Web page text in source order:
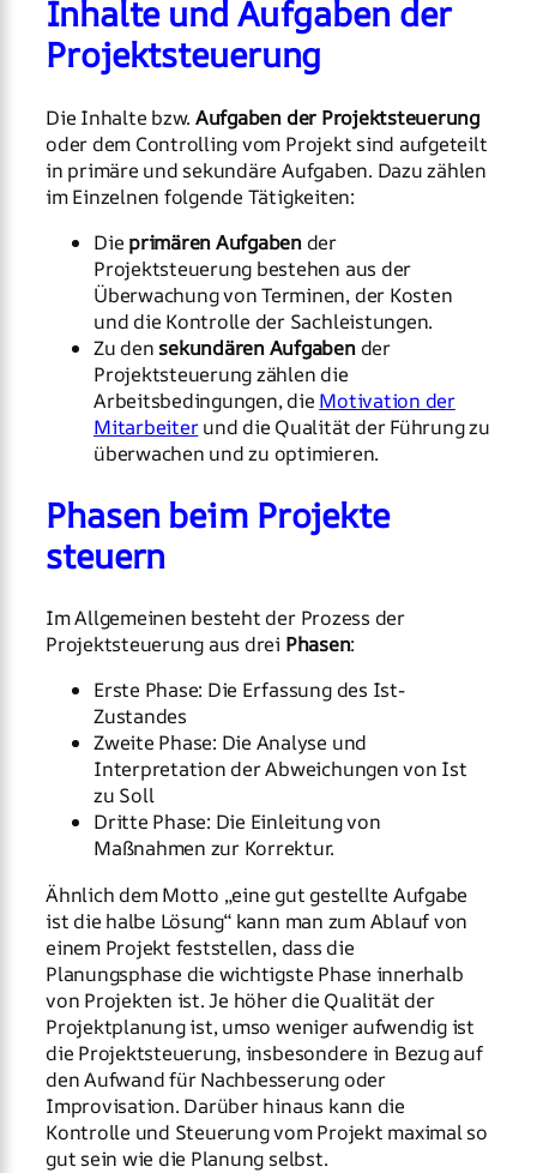
Inhalte und Aufgaben der
Projektsteuerung
Die Inhalte bzw. Aufgaben der Projektsteuerung
oder dem Controlling vom Projekt sind aufgeteilt
in primäre und sekundäre Aufgaben. Dazu zählen
im Einzelnen folgende Tätigkeiten:
Die primären Aufgabender
Projektsteuerung bestehen aus der
Überwachung von Terminen, der Kosten
und die Kontrolle der Sachleistungen.
Zu den sekundären Aufgabender
Projektsteuerung zählen die
Arbeitsbedingungen, die Motivation der
Mitarbeiterund die Qualität der Führung zu
überwachen und zu optimieren.
Phasen beim Projekte
steuern
Im Allgemeinen besteht der Prozess der
Projektsteuerung aus drei Phasen:
Erste Phase: Die Erfassung des Ist-
Zustandes
Zweite Phase: Die Analyse und
Interpretation der Abweichungen von Ist
zu Soll
Dritte Phase: Die Einleitung von
Maßnahmen zur Korrektur.
Ähnlich dem Motto „eine gut gestellte Aufgabe
ist die halbe Lösung“ kann man zum Ablauf von
einem Projekt feststellen, dass die
Planungsphase die wichtigste Phase innerhalb
von Projekten ist. Je höher die Qualität der
Projektplanung ist, umso weniger aufwendig ist
die Projektsteuerung, insbesondere in Bezug auf
den Aufwand für Nachbesserung oder
Improvisation. Darüber hinaus kann die
Kontrolle und Steuerung vom Projekt maximal so
gut sein wie die Planung selbst.